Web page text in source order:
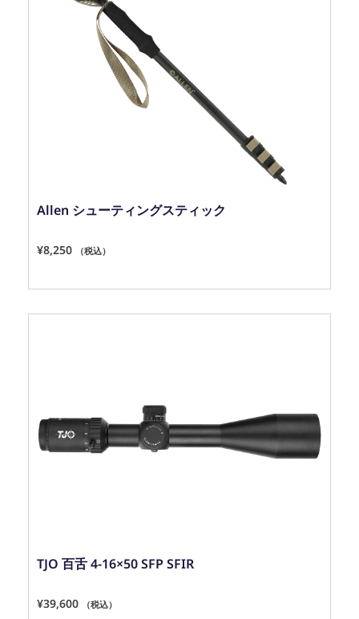
Allen シューティングスティック
¥8,250 （税込）
TJO 百舌 4-16×50 SFP SFIR
¥39,600 （税込）